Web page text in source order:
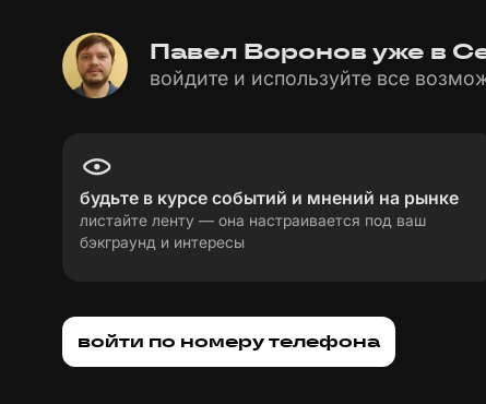
Павел Воронов уже в
войдите и используйте все
будьте в курсе событий и мнений на рынке
листайте ленту — она настраивается под ваш
бэкграунд и интересы
войти по номеру телефона